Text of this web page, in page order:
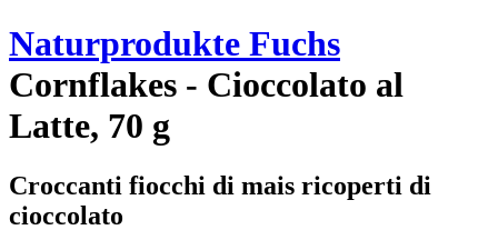
Naturprodukte Fuchs
Cornflakes - Cioccolato al
Latte, 70 g
Croccanti fiocchi di mais ricoperti di
cioccolato